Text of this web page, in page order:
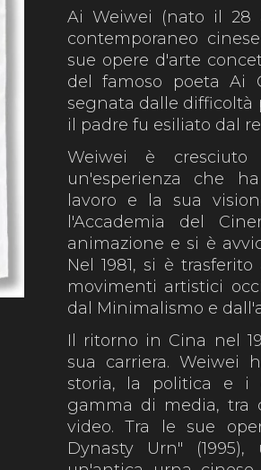
Ai Weiwei (nato il 28
contemporaneo
sue opere d'arte
del famoso poeta Ai
segnata dalle difficoltà
il padre fu esiliato dal
Weiwei è
un'esperienza che
lavoro e la sua
l'Accademia del
animazione e si è
Nel 1981, si è
movimenti artistici
dal Minimalismo e
Il ritorno in Cina nel
sua carriera. Weiwei
storia, la politica e i
gamma di media, tra
video. Tra le sue
Dynasty Urn"